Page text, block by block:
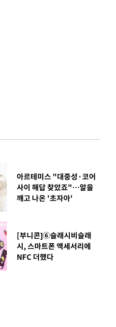
아르테미스 "대중성·코어
사이 해답 찾았죠"…알을
깨고 나온 '초자아'
[부니콘]⑥슬래시비슬래
시, 스마트폰 액세서리에
NFC 더했다